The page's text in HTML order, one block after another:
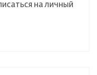
на личный